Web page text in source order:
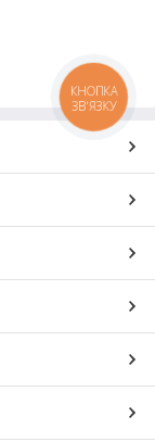
КНОПКА
ЗВ'ЯЗКУ